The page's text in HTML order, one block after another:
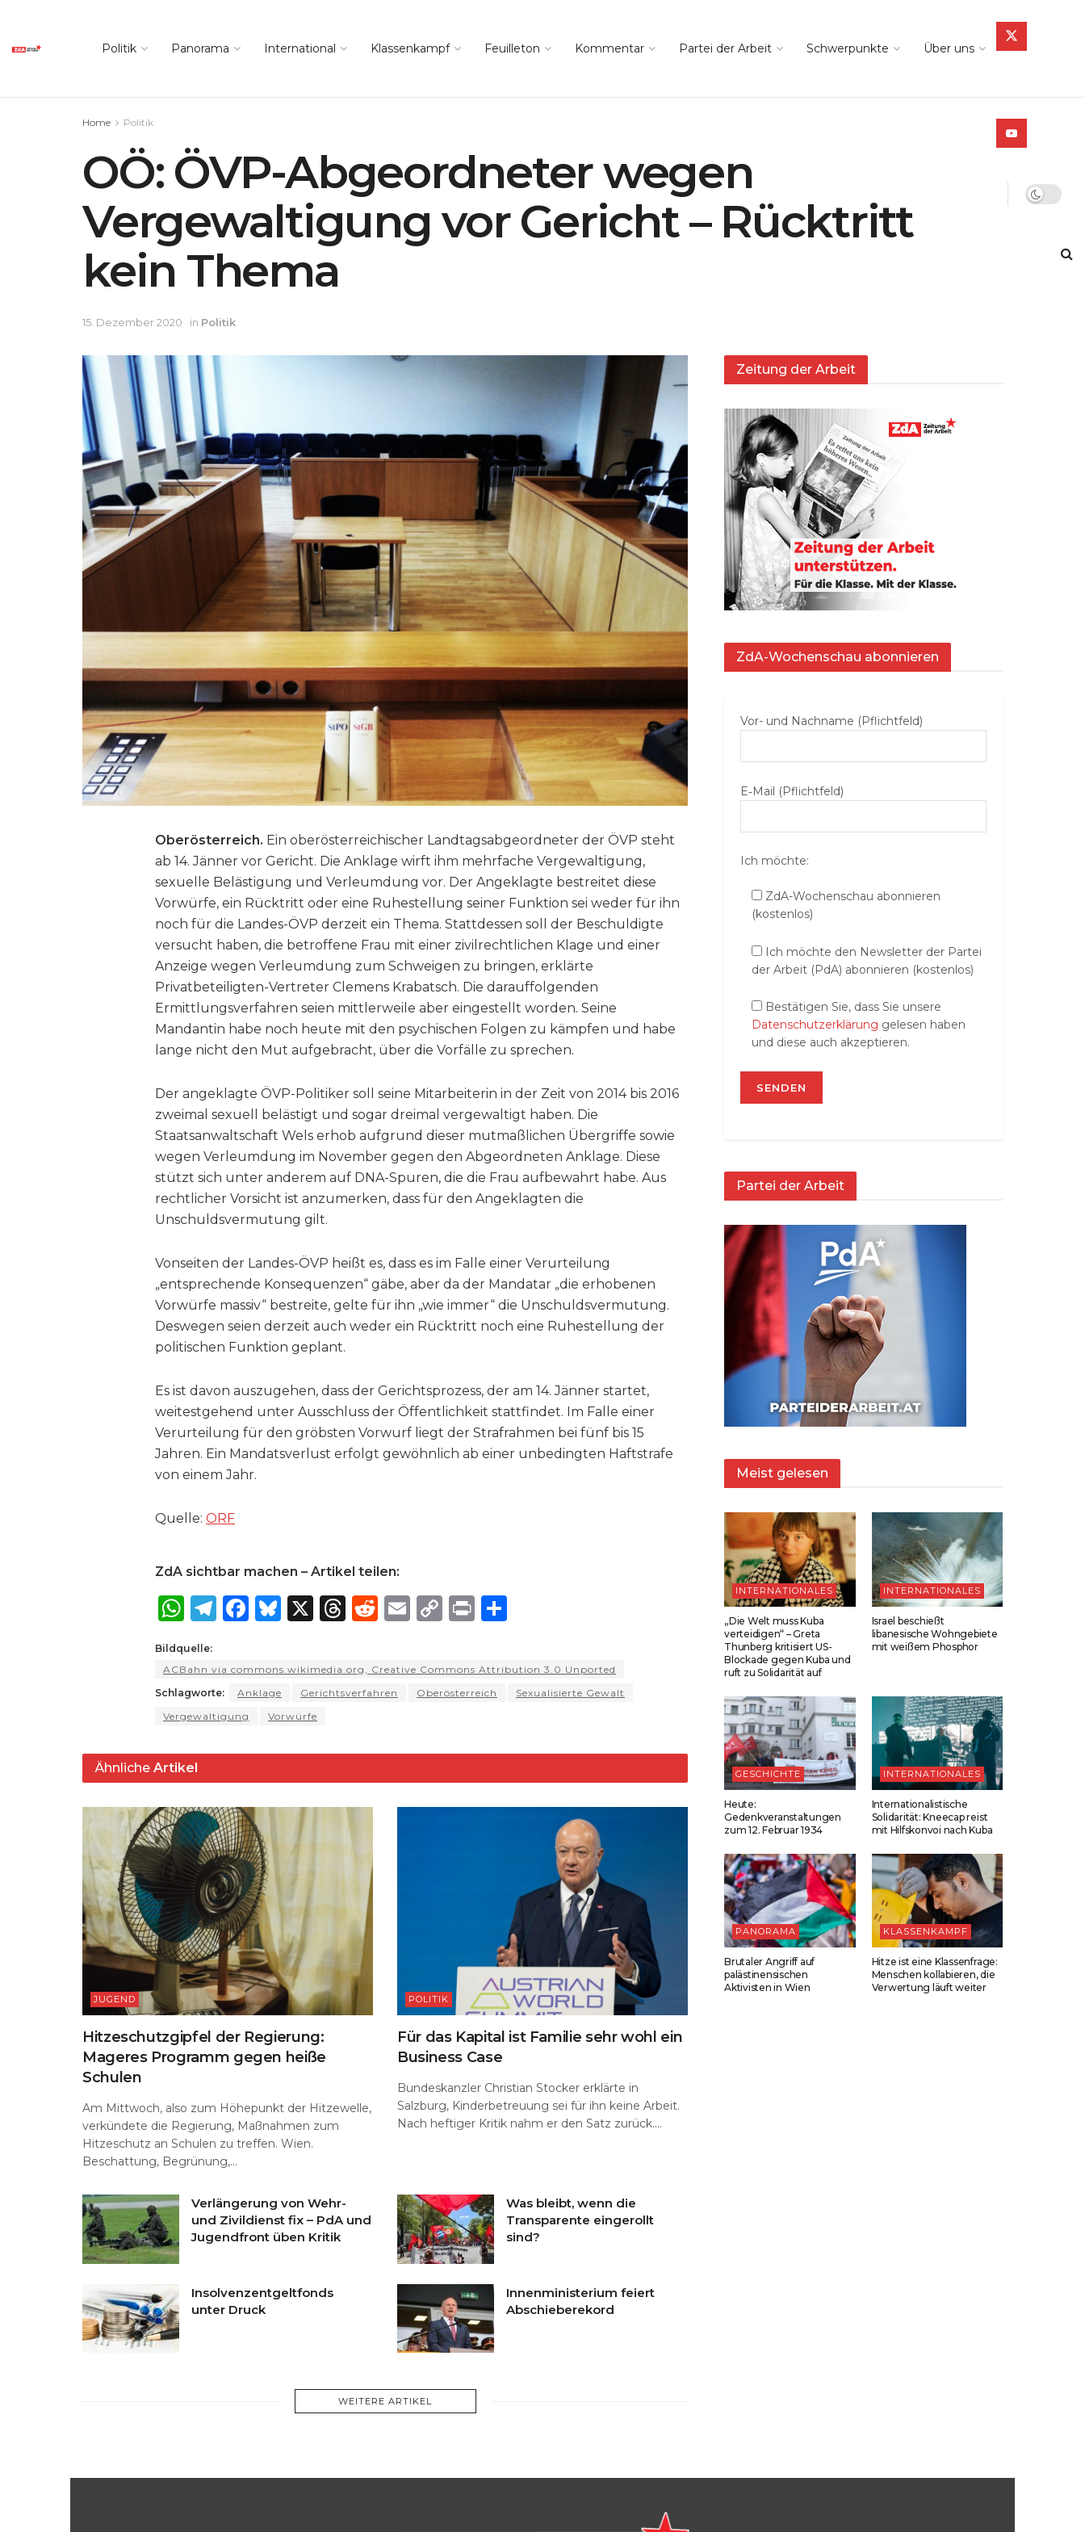
Politik Panorama International Klassenkampf Feuilleton Kommentar Partei der Arbeit Schwerpunkte Über uns
Home Politik
OÖ: ÖVP-Abgeordneter wegen
Vergewaltigung vor Gericht – Rücktritt
kein Thema
15. Dezember 2020 in Politik
Oberösterreich. Ein oberösterreichischer Landtagsabgeordneter der ÖVP steht
ab 14. Jänner vor Gericht. Die Anklage wirft ihm mehrfache Vergewaltigung,
sexuelle Belästigung und Verleumdung vor. Der Angeklagte bestreitet diese
Vorwürfe, ein Rücktritt oder eine Ruhestellung seiner Funktion sei weder für ihn
noch für die Landes-ÖVP derzeit ein Thema. Stattdessen soll der Beschuldigte
versucht haben, die betroffene Frau mit einer zivilrechtlichen Klage und einer
Anzeige wegen Verleumdung zum Schweigen zu bringen, erklärte
Privatbeteiligten-Vertreter Clemens Krabatsch. Die darauffolgenden
Ermittlungsverfahren seien mittlerweile aber eingestellt worden. Seine
Mandantin habe noch heute mit den psychischen Folgen zu kämpfen und habe
lange nicht den Mut aufgebracht, über die Vorfälle zu sprechen.
Der angeklagte ÖVP-Politiker soll seine Mitarbeiterin in der Zeit von 2014 bis 2016
zweimal sexuell belästigt und sogar dreimal vergewaltigt haben. Die
Staatsanwaltschaft Wels erhob aufgrund dieser mutmaßlichen Übergriffe sowie
wegen Verleumdung im November gegen den Abgeordneten Anklage. Diese
stützt sich unter anderem auf DNA-Spuren, die die Frau aufbewahrt habe. Aus
rechtlicher Vorsicht ist anzumerken, dass für den Angeklagten die
Unschuldsvermutung gilt.
Vonseiten der Landes-ÖVP heißt es, dass es im Falle einer Verurteilung
„entsprechende Konsequenzen“ gäbe, aber da der Mandatar „die erhobenen
Vorwürfe massiv“ bestreite, gelte für ihn „wie immer“ die Unschuldsvermutung.
Deswegen seien derzeit auch weder ein Rücktritt noch eine Ruhestellung der
politischen Funktion geplant.
Es ist davon auszugehen, dass der Gerichtsprozess, der am 14. Jänner startet,
weitestgehend unter Ausschluss der Öffentlichkeit stattfindet. Im Falle einer
Verurteilung für den gröbsten Vorwurf liegt der Strafrahmen bei fünf bis 15
Jahren. Ein Mandatsverlust erfolgt gewöhnlich ab einer unbedingten Haftstrafe
von einem Jahr.
Quelle: ORF
ZdA sichtbar machen – Artikel teilen:
W
a
ts
A
p
T
e
g
ra
F
c
e
o
k
B
e
k
X
T
re
a
R
d
di
E
ai
C
p
y
k
P
n
t
ar
e
Bildquelle:
ACBahn via commons.wikimedia.org, Creative Commons Attribution 3.0 Unported
Schlagworte:
Anklage Gerichtsverfahren Oberösterreich
Sexualisierte Gewalt
Vergewaltigung
Vorwürfe
Ähnliche Artikel
JUGEND
Hitzeschutzgipfel der Regierung:
Mageres Programm gegen heiße
Schulen
Am Mittwoch, also zum Höhepunkt der Hitzewelle,
verkündete die Regierung, Maßnahmen zum
Hitzeschutz an Schulen zu treffen. Wien.
Beschattung, Begrünung,...
POLITIK
Für das Kapital ist Familie sehr wohl ein
Business Case
Bundeskanzler Christian Stocker erklärte in
Salzburg, Kinderbetreuung sei für ihn keine Arbeit.
Nach heftiger Kritik nahm er den Satz zurück....
Verlängerung von Wehr-
und Zivildienst fix – PdA und
Jugendfront üben Kritik
Was bleibt, wenn die
Transparente eingerollt
sind?
Insolvenzentgeltfonds
unter Druck
Innenministerium feiert
Abschieberekord
WEITERE ARTIKEL
Zeitung der Arbeit
ZdA-Wochenschau abonnieren
Vor- und Nachname (Pflichtfeld)
E‑Mail (Pflichtfeld)
Ich möchte:
ZdA-Wochenschau abonnieren
(kostenlos)
Ich möchte den Newsletter der Partei
der Arbeit (PdA) abonnieren (kostenlos)
Bestätigen Sie, dass Sie unsere
Datenschutzerklärung gelesen haben
und diese auch akzeptieren.
Partei der Arbeit
Meist gelesen
INTERNATIONALES
„Die Welt muss Kuba
verteidigen“ – Greta
Thunberg kritisiert US-
Blockade gegen Kuba und
ruft zu Solidarität auf
INTERNATIONALES
Israel beschießt
libanesische Wohngebiete
mit weißem Phosphor
GESCHICHTE
Heute:
Gedenkveranstaltungen
zum 12. Februar 1934
INTERNATIONALES
Internationalistische
Solidarität: Kneecap reist
mit Hilfskonvoi nach Kuba
PANORAMA
Brutaler Angriff auf
palästinensischen
Aktivisten in Wien
KLASSENKAMPF
Hitze ist eine Klassenfrage:
Menschen kollabieren, die
Verwertung läuft weiter